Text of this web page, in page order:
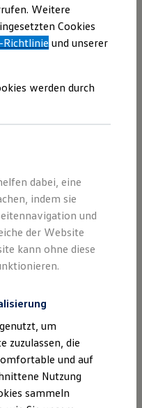
Weitere
Cookies
Richtlinie und unserer
werden durch
dabei, eine
indem sie
und
der Website
kann ohne diese
um
zuzulassen, die
und auf
Nutzung
sammeln